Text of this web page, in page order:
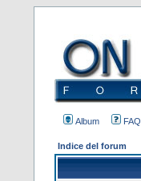
Album FAQ
Indice del forum